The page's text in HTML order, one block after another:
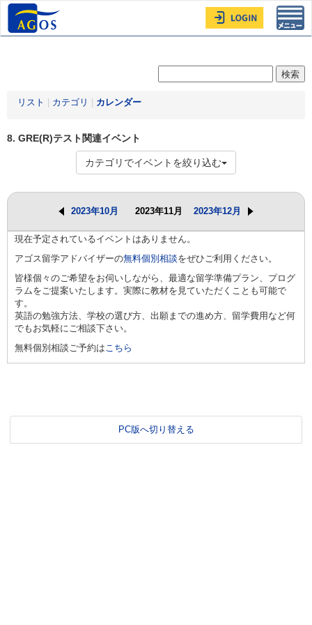
リスト カテゴリ カレンダー
8. GRE(R)テスト関連イベント
カテゴリでイベントを絞り込む
2023年10月 2023年11月 2023年12月
現在予定されているイベントはありません。
アゴス留学アドバイザーの無料個別相談をぜひご利用ください。
皆様個々のご希望をお伺いしながら、最適な留学準備プラン、プログ
ラムをご提案いたします。実際に教材を見ていただくことも可能で
す。
英語の勉強方法、学校の選び方、出願までの進め方、留学費用など何
でもお気軽にご相談下さい。
無料個別相談ご予約はこちら
PC版へ切り替える